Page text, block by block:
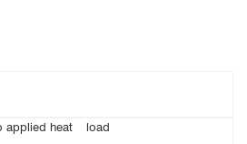
applied heat load